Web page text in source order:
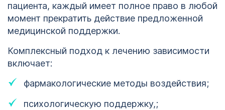
пациента, каждый имеет полное право в любой
момент прекратить действие предложенной
медицинской поддержки.
Комплексный подход к лечению зависимости
включает:
фармакологические методы воздействия;
психологическую поддержку,;